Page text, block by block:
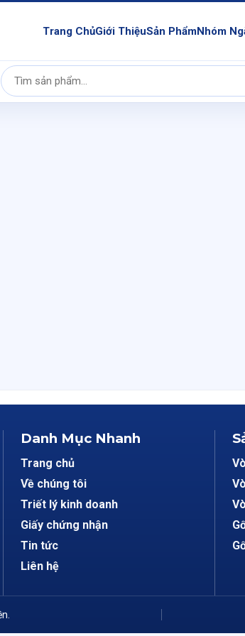
Trang ChủGiới ThiệuSản PhẩmNhóm
Tìm
kiếm:
Danh Mục Nhanh
Trang chủ
Về chúng tôi
Triết lý kinh doanh
Giấy chứng nhận
Tin tức
Liên hệ